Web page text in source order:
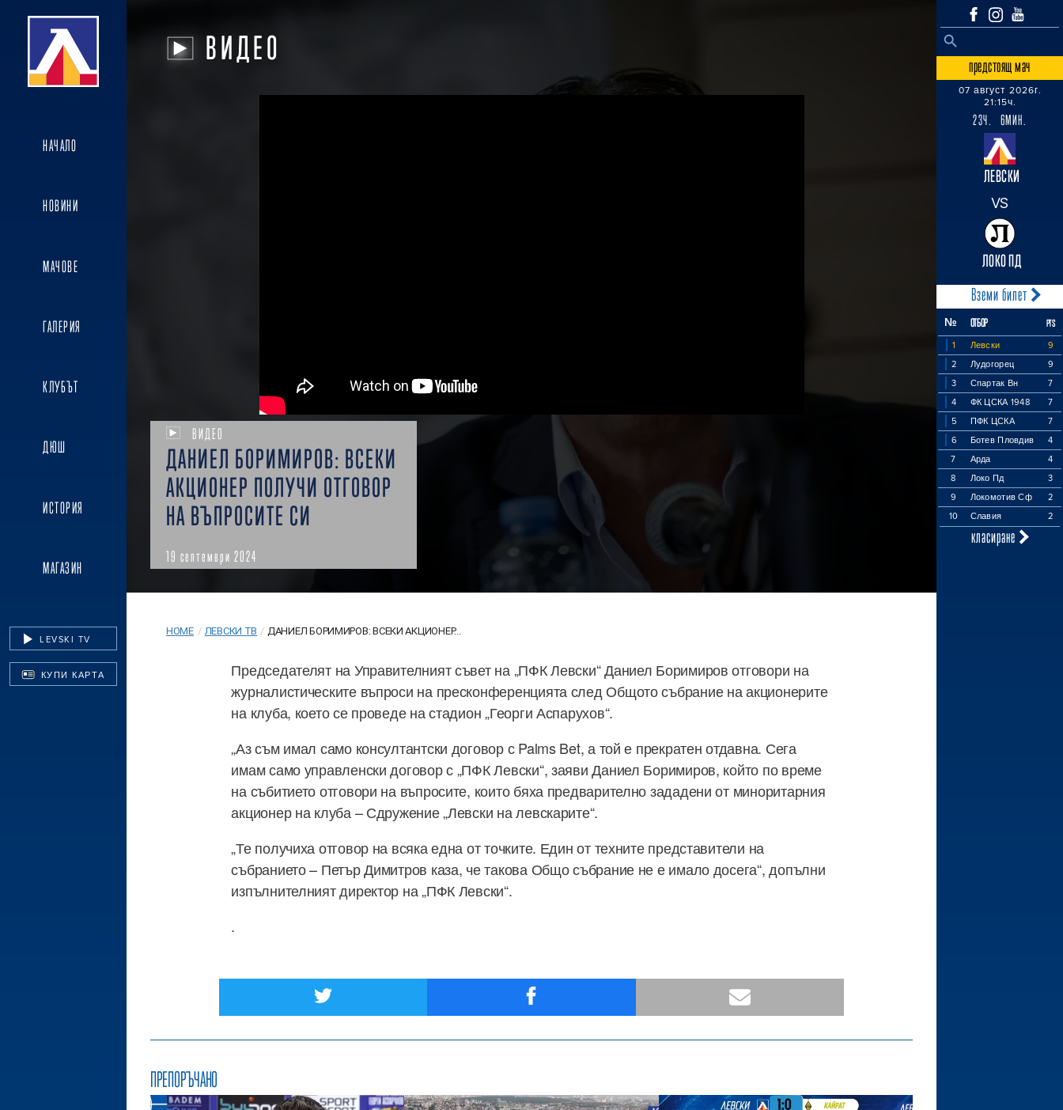
НАЧАЛО
НОВИНИ
МАЧОВЕ
ГАЛЕРИЯ
КЛУБЪТ
ДЮШ
ИСТОРИЯ
МАГАЗИН
LEVSKI TV
КУПИ КАРТА
Search
SEARCH BUTTON
предстоящ мач
07 август 2026г.
21:15ч.
23Ч. 6МИН.
ЛЕВСКИ
VS
ЛОКО ПД
Вземи билет
№ ОТБОР PTS
1 Левски
9
2
Лудогорец
9
3
Спартак Вн
7
4
ФК ЦСКА 1948
7
5
ПФК ЦСКА
7
6
Ботев Пловдив
4
7
Арда
4
8
Локо Пд
3
9
Локомотив Сф
2
10
Славия 2
класиране
ВИДЕО
ВИДЕО
ДАНИЕЛ БОРИМИРОВ: ВСЕКИ
АКЦИОНЕР ПОЛУЧИ ОТГОВОР
НА ВЪПРОСИТЕ СИ
19 септември 2024
HOME / ЛЕВСКИ ТВ / ДАНИЕЛ БОРИМИРОВ: ВСЕКИ АКЦИОНЕР...
Председателят на Управителният съвет на „ПФК Левски“ Даниел Боримиров отговори на
журналистическите въпроси на пресконференцията след Общото събрание на акционерите
на клуба, което се проведе на стадион „Георги Аспарухов“.
„Аз съм имал само консултантски договор с Palms Bet, а той е прекратен отдавна. Сега
имам само управленски договор с „ПФК Левски“, заяви Даниел Боримиров, който по време
на събитието отговори на въпросите, които бяха предварително зададени от миноритарния
акционер на клуба – Сдружение „Левски на левскарите“.
„Те получиха отговор на всяка една от точките. Един от техните представители на
събранието – Петър Димитров каза, че такова Общо събрание не е имало досега“, допълни
изпълнителният директор на „ПФК Левски“.
.
ПРЕПОРЪЧАНО